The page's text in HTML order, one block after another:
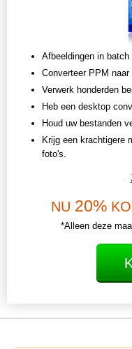
Afbeeldingen in batch
Converteer PPM
Verwerk honderden
Heb een desktop
Houd uw bestanden
Krijg een krachtigere
foto's.
NU 20%
*Alleen deze